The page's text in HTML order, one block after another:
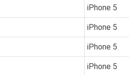
iPhone 5
iPhone 5
iPhone 5
iPhone 5